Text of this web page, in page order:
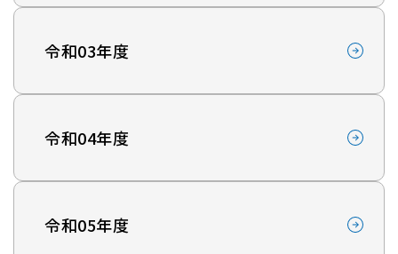
令和03年度
令和04年度
令和05年度